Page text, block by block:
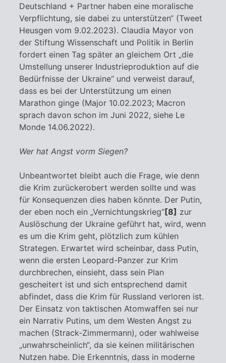
Deutschland + Partner haben eine moralische
Verpflichtung, sie dabei zu unterstützen“ (Tweet
Heusgen vom 9.02.2023). Claudia Mayor von
der Stiftung Wissenschaft und Politik in Berlin
fordert einen Tag später an gleichem Ort „die
Umstellung unserer Industrieproduktion auf die
Bedürfnisse der Ukraine“ und verweist darauf,
dass es bei der Unterstützung um einen
Marathon ginge (Major 10.02.2023; Macron
sprach davon schon im Juni 2022, siehe Le
Monde 14.06.2022).
Wer hat Angst vorm Siegen?
Unbeantwortet bleibt auch die Frage, wie denn
die Krim zurückerobert werden sollte und was
für Konsequenzen dies haben könnte. Der Putin,
der eben noch ein „Vernichtungskrieg“[8] zur
Auslöschung der Ukraine geführt hat, wird, wenn
es um die Krim geht, plötzlich zum kühlen
Strategen. Erwartet wird scheinbar, dass Putin,
wenn die ersten Leopard-Panzer zur Krim
durchbrechen, einsieht, dass sein Plan
gescheitert ist und sich entsprechend damit
abfindet, dass die Krim für Russland verloren ist.
Der Einsatz von taktischen Atomwaffen sei nur
ein Narrativ Putins, um dem Westen Angst zu
machen (Strack-Zimmermann), oder wahlweise
„unwahrscheinlich“, da sie keinen militärischen
Nutzen habe. Die Erkenntnis, dass in moderne